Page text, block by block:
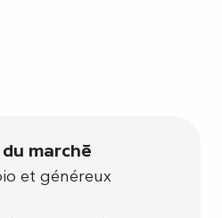
marché
et généreux